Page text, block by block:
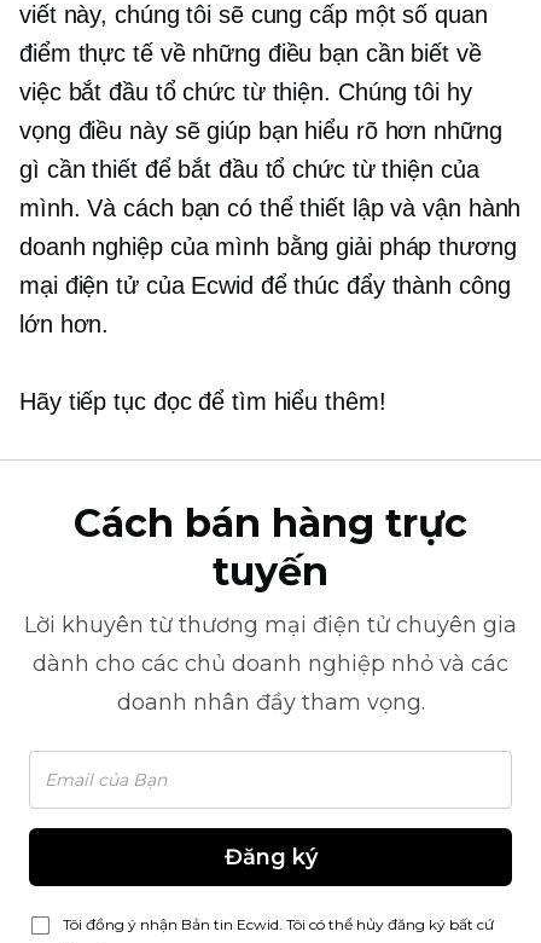
viết này, chúng tôi sẽ cung cấp một số quan
điểm thực tế về những điều bạn cần biết về
việc bắt đầu tổ chức từ thiện. Chúng tôi hy
vọng điều này sẽ giúp bạn hiểu rõ hơn những
gì cần thiết để bắt đầu tổ chức từ thiện của
mình. Và cách bạn có thể thiết lập và vận hành
doanh nghiệp của mình bằng giải pháp thương
mại điện tử của Ecwid để thúc đẩy thành công
lớn hơn.
Hãy tiếp tục đọc để tìm hiểu thêm!
Cách bán hàng trực
tuyến
Lời khuyên từ thương mại điện tử chuyên gia
dành cho các chủ doanh nghiệp nhỏ và các
doanh nhân đầy tham vọng.
Đăng ký
Tôi đồng ý nhận Bản tin Ecwid. Tôi có thể hủy đăng ký bất cứ